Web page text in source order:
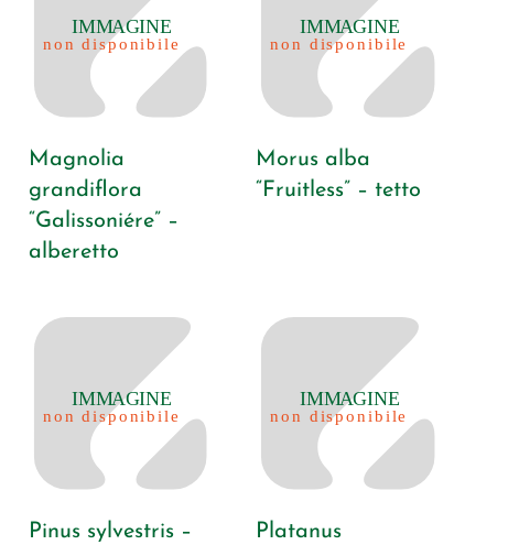
Magnolia
grandiflora
“Galissoniére” –
alberetto
Morus alba
“Fruitless” – tetto
Pinus sylvestris –
Platanus